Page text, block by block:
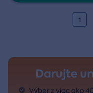
1
Darujte
Výber z viac ako